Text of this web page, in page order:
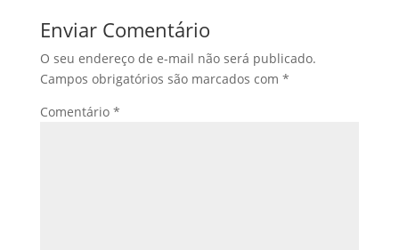
Enviar Comentário
O seu endereço de e-mail não será publicado.
Campos obrigatórios são marcados com *
Comentário *